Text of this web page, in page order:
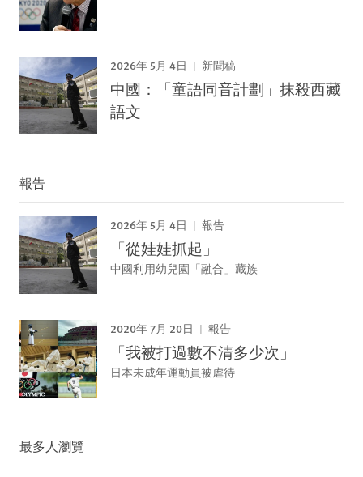
2026年 5月 4日 新聞稿
中國：「童語同音計劃」抹殺西藏
語文
報告
2026年 5月 4日 報告
「從娃娃抓起」
中國利用幼兒園「融合」藏族
2020年 7月 20日 報告
「我被打過數不清多少次」
日本未成年運動員被虐待
最多人瀏覽